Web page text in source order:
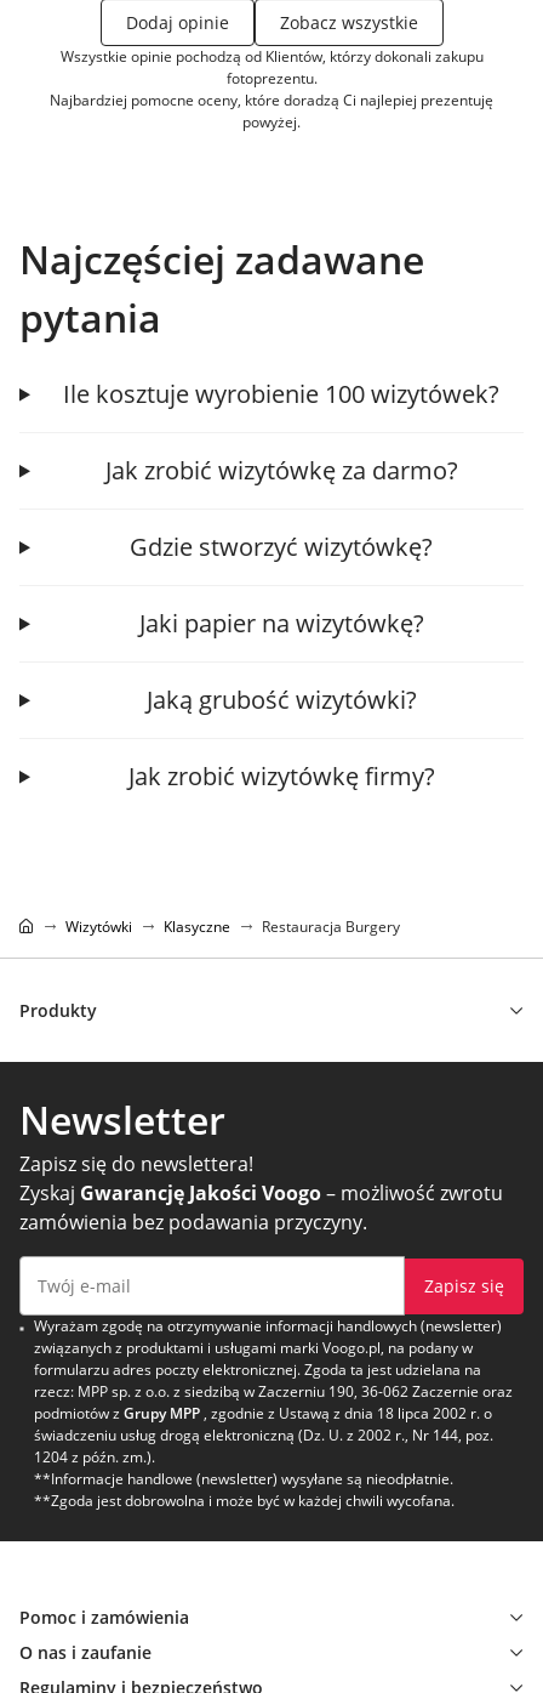
Dodaj opinie Zobacz wszystkie
Wszystkie opinie pochodzą od Klientów, którzy dokonali zakupu
fotoprezentu.
Najbardziej pomocne oceny, które doradzą Ci najlepiej prezentuję
powyżej.
Najczęściej zadawane
pytania
Ile kosztuje wyrobienie 100 wizytówek?
Jak zrobić wizytówkę za darmo?
Gdzie stworzyć wizytówkę?
Jaki papier na wizytówkę?
Jaką grubość wizytówki?
Jak zrobić wizytówkę firmy?
Wizytówki Klasyczne Restauracja Burgery
Produkty
Newsletter
Zapisz się do newslettera!
Zyskaj Gwarancję Jakości Voogo– możliwość zwrotu
zamówienia bez podawania przyczyny.
Zapisz się
Wyrażam zgodę na otrzymywanie informacji handlowych (newsletter)
związanych z produktami i usługami marki Voogo.pl, na podany w
formularzu adres poczty elektronicznej. Zgoda ta jest udzielana na
rzecz: MPP sp. z o.o. z siedzibą w Zaczerniu 190, 36-062 Zaczernie oraz
podmiotów z Grupy MPP , zgodnie z Ustawą z dnia 18 lipca 2002 r. o
świadczeniu usług drogą elektroniczną (Dz. U. z 2002 r., Nr 144, poz.
1204 z późn. zm.).
**Informacje handlowe (newsletter) wysyłane są nieodpłatnie.
**Zgoda jest dobrowolna i może być w każdej chwili wycofana.
Pomoc i zamówienia
O nas i zaufanie
Regulaminy i bezpieczeństwo